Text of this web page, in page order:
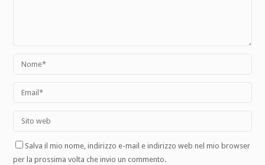
Salva il mio nome, indirizzo e-mail e indirizzo web nel mio browser
per la prossima volta che invio un commento.